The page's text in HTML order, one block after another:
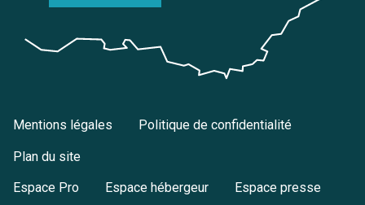
Articles
Mentions légales Politique de confidentialité
Plan du site
Espace Pro Espace hébergeur Espace presse